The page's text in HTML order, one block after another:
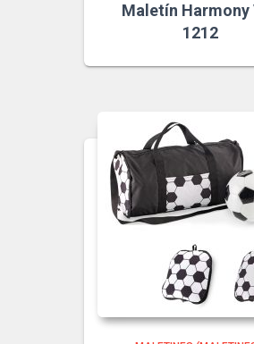
Maletín Harmony
1212